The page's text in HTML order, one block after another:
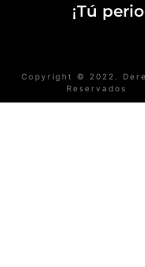
¡Tú
Copyright © 2022.
Reservados